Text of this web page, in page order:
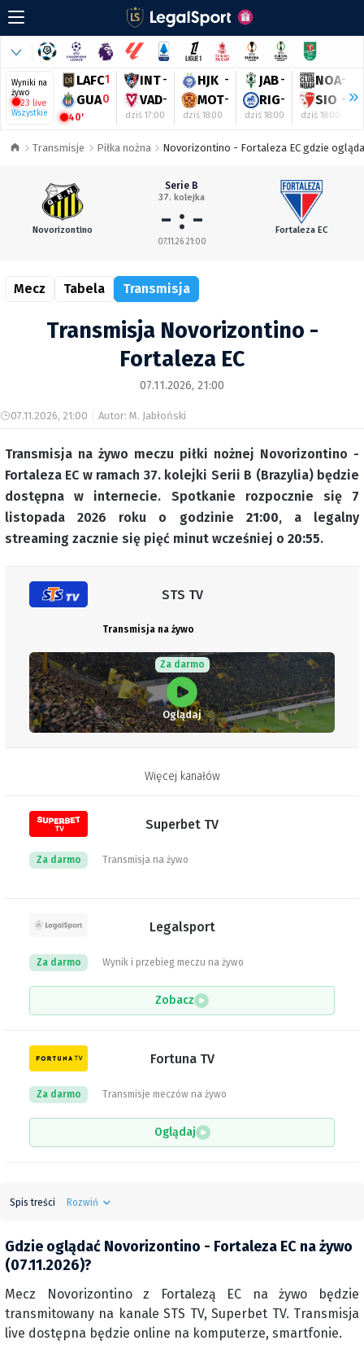
Wyniki na
żywo
23 live
Wszystkie
LAFC1
GUA0
40'
INT-
VAD-
dziś 17:00
HJK -
MOT-
dziś 18:00
JAB-
RIG-
dziś 18:00
NOA-
SIO -
dziś 18:00
Transmisje Piłka nożna Novorizontino - Fortaleza EC gdzie
Novorizontino
Serie B
37. kolejka
- : -
07.11.26 21:00
Fortaleza EC
Mecz Tabela Transmisja
Transmisja Novorizontino -
Fortaleza EC
07.11.2026, 21:00
07.11.2026, 21:00 Autor: M. Jabłoński
Transmisja na żywo meczu piłki nożnej Novorizontino -
Fortaleza EC w ramach 37. kolejki Serii B (Brazylia) będzie
dostępna w internecie. Spotkanie rozpocznie się 7
listopada 2026 roku o godzinie 21:00, a legalny
streaming zacznie się pięć minut wcześniej o 20:55.
STS TV
Transmisja na żywo
Za darmo
Oglądaj
Więcej kanałów
Superbet TV
Transmisja na żywo
Za darmo
Legalsport
Wynik i przebieg meczu na żywo
Za darmo
Zobacz
Fortuna TV
Transmisje meczów na żywo
Za darmo
Oglądaj
Spis treści Rozwiń
Gdzie oglądać Novorizontino - Fortaleza EC na żywo
(07.11.2026)?
Mecz Novorizontino z Fortalezą EC na żywo będzie
transmitowany na kanale STS TV, Superbet TV. Transmisja
live dostępna będzie online na komputerze, smartfonie.